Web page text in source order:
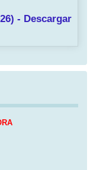
- Descargar